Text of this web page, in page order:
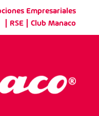
Empresariales
RSE |Club Manaco